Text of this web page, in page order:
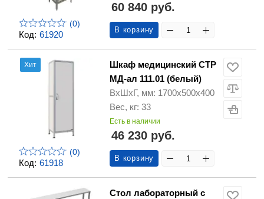
Код: 61920
(0)
60 840 руб.
В корзину
Код: 61918
Хит
(0)
Шкаф медицинский СТР
МД-ал 111.01 (белый)
ВхШхГ, мм: 1700х500х400
Вес, кг: 33
Есть в наличии
46 230 руб.
В корзину
Стол лабораторный с